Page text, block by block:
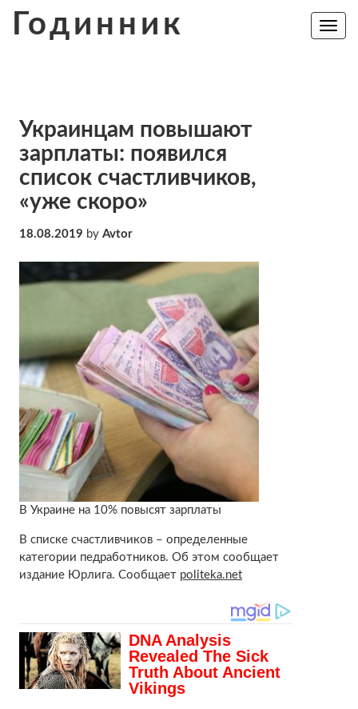
Годинник
Toggle
Украинцам повышают
зарплаты: появился
список счастливчиков,
«уже скоро»
18.08.2019 by Avtor
В Украине на 10% повысят зарплаты
В списке счастливчиков – определенные
категории педработников. Об этом сообщает
издание Юрлига. Сообщает politeka.net